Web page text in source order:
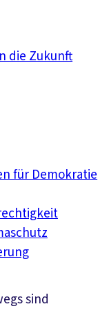
die Zukunft
für Demokratie
sind